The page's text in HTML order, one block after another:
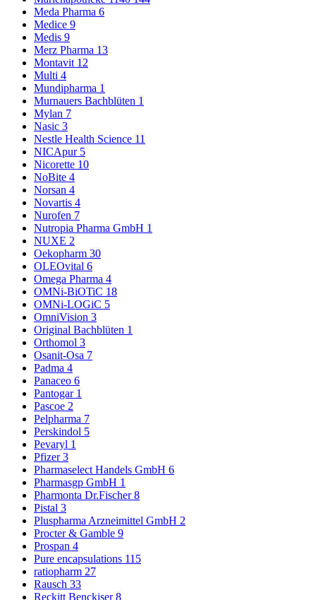
Meda Pharma 6
Medice 9
Medis 9
Merz Pharma 13
Montavit 12
Multi 4
Mundipharma 1
Murnauers Bachblüten 1
Mylan 7
Nasic 3
Nestle Health Science 11
NICApur 5
Nicorette 10
NoBite 4
Norsan 4
Novartis 4
Nurofen 7
Nutropia Pharma GmbH 1
NUXE 2
Oekopharm 30
OLEOvital 6
Omega Pharma 4
OMNi-BiOTiC 18
OMNi-LOGiC 5
OmniVision 3
Original Bachblüten 1
Orthomol 3
Osanit-Osa 7
Padma 4
Panaceo 6
Pantogar 1
Pascoe 2
Pelpharma 7
Perskindol 5
Pevaryl 1
Pfizer3
Pharmaselect Handels GmbH 6
Pharmasgp GmbH 1
Pharmonta Dr.Fischer8
Pistal 3
Pluspharma Arzneimittel GmbH 2
Procter & Gamble 9
Prospan 4
Pure encapsulations 115
ratiopharm 27
Rausch 33
Reckitt Benckiser8